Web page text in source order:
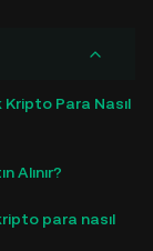
Para Nasıl
Alınır?
para nasıl